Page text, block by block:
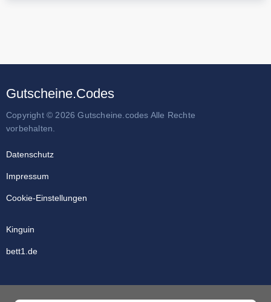
Gutscheine.Codes
Copyright © 2026 Gutscheine.codes Alle Rechte
vorbehalten.
Datenschutz
Impressum
Cookie-Einstellungen
Kinguin
bett1.de